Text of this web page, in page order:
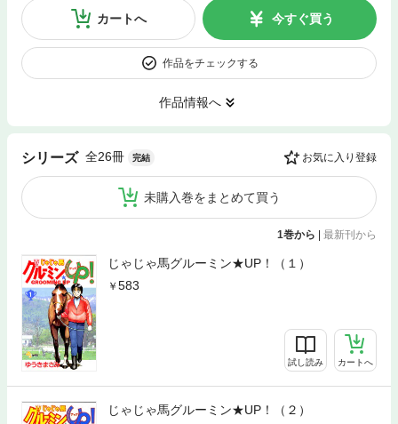
カートへ 今すぐ買う
作品をチェックする
作品情報へ
シリーズ 全26冊 完結 お気に入り登録
未購入巻をまとめて買う
1巻から | 最新刊から
じゃじゃ馬グルーミン★UP！（１）
583
試し読み カートへ
じゃじゃ馬グルーミン★UP！（２）